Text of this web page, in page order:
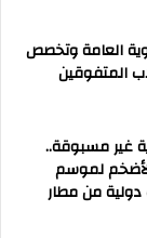
العامة وتخصص
غير مسبوقة..
لموسم
من مطار